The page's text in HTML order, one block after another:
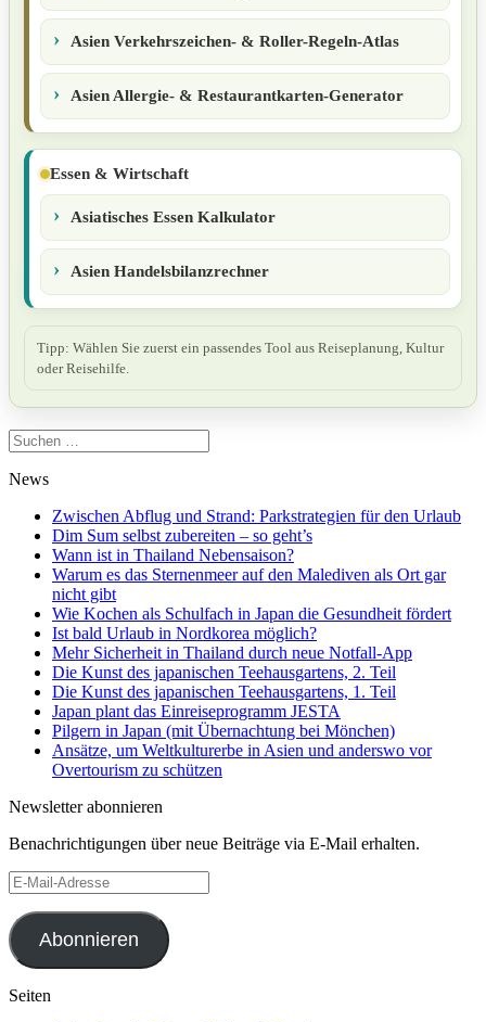
Asien Verkehrszeichen- & Roller-Regeln-Atlas
Asien Allergie- & Restaurantkarten-Generator
Essen & Wirtschaft
Asiatisches Essen Kalkulator
Asien Handelsbilanzrechner
Tipp: Wählen Sie zuerst ein passendes Tool aus Reiseplanung, Kultur
oder Reisehilfe.
Suchen
nach:
News
Zwischen Abflug und Strand: Parkstrategien für den Urlaub
Dim Sum selbst zubereiten – so geht’s
Wann ist in Thailand Nebensaison?
Warum es das Sternenmeer auf den Malediven als Ort gar
nicht gibt
Wie Kochen als Schulfach in Japan die Gesundheit fördert
Ist bald Urlaub in Nordkorea möglich?
Mehr Sicherheit in Thailand durch neue Notfall-App
Die Kunst des japanischen Teehausgartens, 2. Teil
Die Kunst des japanischen Teehausgartens, 1. Teil
Japan plant das Einreiseprogramm JESTA
Pilgern in Japan (mit Übernachtung bei Mönchen)
Ansätze, um Weltkulturerbe in Asien und anderswo vor
Overtourism zu schützen
Newsletter abonnieren
Benachrichtigungen über neue Beiträge via E-Mail erhalten.
E-
Mail-
Adresse
Abonnieren
Seiten